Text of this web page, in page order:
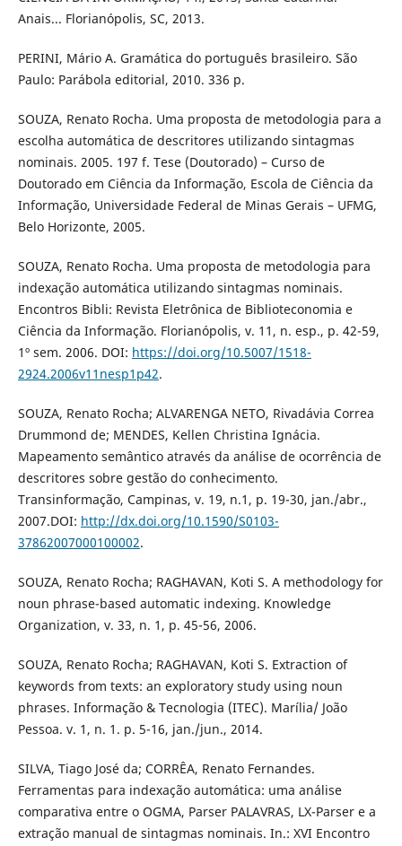
Anais... Florianópolis, SC, 2013.
PERINI, Mário A. Gramática do português brasileiro. São
Paulo: Parábola editorial, 2010. 336 p.
SOUZA, Renato Rocha. Uma proposta de metodologia para a
escolha automática de descritores utilizando sintagmas
nominais. 2005. 197 f. Tese (Doutorado) – Curso de
Doutorado em Ciência da Informação, Escola de Ciência da
Informação, Universidade Federal de Minas Gerais – UFMG,
Belo Horizonte, 2005.
SOUZA, Renato Rocha. Uma proposta de metodologia para
indexação automática utilizando sintagmas nominais.
Encontros Bibli: Revista Eletrônica de Biblioteconomia e
Ciência da Informação. Florianópolis, v. 11, n. esp., p. 42-59,
1º sem. 2006. DOI: https://doi.org/10.5007/1518-
2924.2006v11nesp1p42.
SOUZA, Renato Rocha; ALVARENGA NETO, Rivadávia Correa
Drummond de; MENDES, Kellen Christina Ignácia.
Mapeamento semântico através da análise de ocorrência de
descritores sobre gestão do conhecimento.
Transinformação, Campinas, v. 19, n.1, p. 19-30, jan./abr.,
2007.DOI: http://dx.doi.org/10.1590/S0103-
37862007000100002.
SOUZA, Renato Rocha; RAGHAVAN, Koti S. A methodology for
noun phrase-based automatic indexing. Knowledge
Organization, v. 33, n. 1, p. 45-56, 2006.
SOUZA, Renato Rocha; RAGHAVAN, Koti S. Extraction of
keywords from texts: an exploratory study using noun
phrases. Informação & Tecnologia (ITEC). Marília/ João
Pessoa. v. 1, n. 1. p. 5-16, jan./jun., 2014.
SILVA, Tiago José da; CORRÊA, Renato Fernandes.
Ferramentas para indexação automática: uma análise
comparativa entre o OGMA, Parser PALAVRAS, LX-Parser e a
extração manual de sintagmas nominais. In.: XVI Encontro